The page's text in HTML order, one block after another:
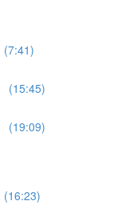
(7:41)
(15:45)
(19:09)
(16:23)